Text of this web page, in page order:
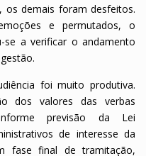
os demais foram desfeitos.
e permutados, o
se a verificar o andamento
foi muito produtiva.
dos valores das verbas
previsão da Lei
de interesse da
fase final de tramitação,